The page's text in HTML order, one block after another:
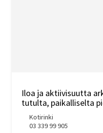
Iloa ja aktiivisuutta
tutulta, paikalliselta
Kotirinki
03 339 99 905